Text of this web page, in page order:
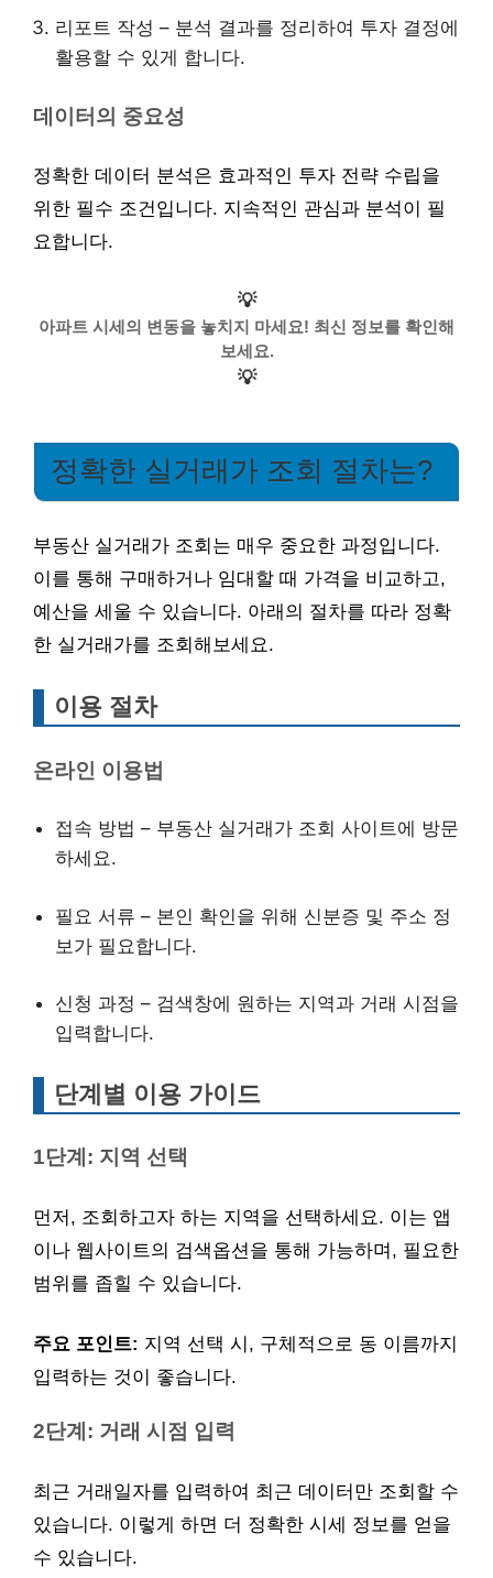
리포트 작성 – 분석 결과를 정리하여 투자 결정에
활용할 수 있게 합니다.
데이터의 중요성
정확한 데이터 분석은 효과적인 투자 전략 수립을
위한 필수 조건입니다. 지속적인 관심과 분석이 필
요합니다.
💡
아파트 시세의 변동을 놓치지 마세요! 최신 정보를 확인해
보세요.
💡
정확한 실거래가 조회 절차는?
부동산 실거래가 조회는 매우 중요한 과정입니다.
이를 통해 구매하거나 임대할 때 가격을 비교하고,
예산을 세울 수 있습니다. 아래의 절차를 따라 정확
한 실거래가를 조회해보세요.
이용 절차
온라인 이용법
접속 방법 – 부동산 실거래가 조회 사이트에 방문
하세요.
필요 서류 – 본인 확인을 위해 신분증 및 주소 정
보가 필요합니다.
신청 과정 – 검색창에 원하는 지역과 거래 시점을
입력합니다.
단계별 이용 가이드
1단계: 지역 선택
먼저, 조회하고자 하는 지역을 선택하세요. 이는 앱
이나 웹사이트의 검색옵션을 통해 가능하며, 필요한
범위를 좁힐 수 있습니다.
주요 포인트: 지역 선택 시, 구체적으로 동 이름까지
입력하는 것이 좋습니다.
2단계: 거래 시점 입력
최근 거래일자를 입력하여 최근 데이터만 조회할 수
있습니다. 이렇게 하면 더 정확한 시세 정보를 얻을
수 있습니다.